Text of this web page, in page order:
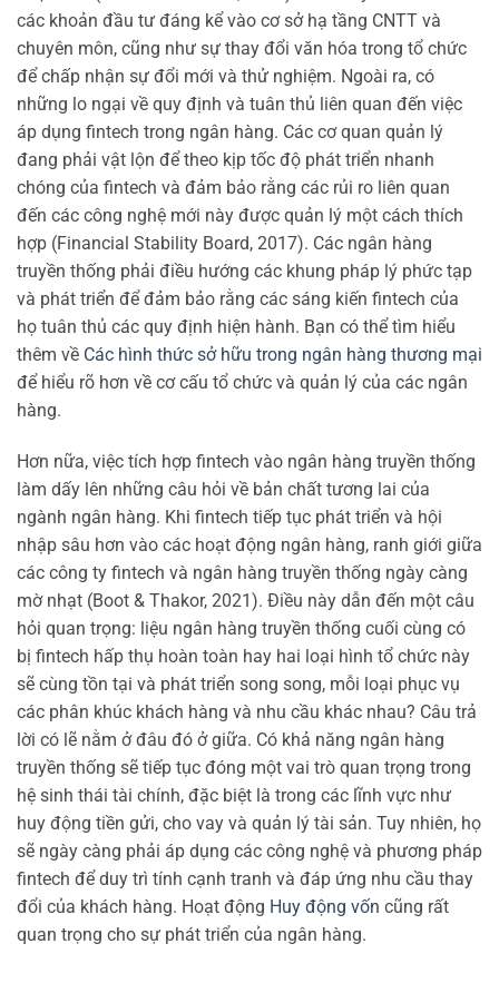
các khoản đầu tư đáng kể vào cơ sở hạ tầng CNTT và
chuyên môn, cũng như sự thay đổi văn hóa trong tổ chức
để chấp nhận sự đổi mới và thử nghiệm. Ngoài ra, có
những lo ngại về quy định và tuân thủ liên quan đến việc
áp dụng fintech trong ngân hàng. Các cơ quan quản lý
đang phải vật lộn để theo kịp tốc độ phát triển nhanh
chóng của fintech và đảm bảo rằng các rủi ro liên quan
đến các công nghệ mới này được quản lý một cách thích
hợp (Financial Stability Board, 2017). Các ngân hàng
truyền thống phải điều hướng các khung pháp lý phức tạp
và phát triển để đảm bảo rằng các sáng kiến fintech của
họ tuân thủ các quy định hiện hành. Bạn có thể tìm hiểu
thêm về Các hình thức sở hữu trong ngân hàng thương mại
để hiểu rõ hơn về cơ cấu tổ chức và quản lý của các ngân
hàng.
Hơn nữa, việc tích hợp fintech vào ngân hàng truyền thống
làm dấy lên những câu hỏi về bản chất tương lai của
ngành ngân hàng. Khi fintech tiếp tục phát triển và hội
nhập sâu hơn vào các hoạt động ngân hàng, ranh giới giữa
các công ty fintech và ngân hàng truyền thống ngày càng
mờ nhạt (Boot & Thakor, 2021). Điều này dẫn đến một câu
hỏi quan trọng: liệu ngân hàng truyền thống cuối cùng có
bị fintech hấp thụ hoàn toàn hay hai loại hình tổ chức này
sẽ cùng tồn tại và phát triển song song, mỗi loại phục vụ
các phân khúc khách hàng và nhu cầu khác nhau? Câu trả
lời có lẽ nằm ở đâu đó ở giữa. Có khả năng ngân hàng
truyền thống sẽ tiếp tục đóng một vai trò quan trọng trong
hệ sinh thái tài chính, đặc biệt là trong các lĩnh vực như
huy động tiền gửi, cho vay và quản lý tài sản. Tuy nhiên, họ
sẽ ngày càng phải áp dụng các công nghệ và phương pháp
fintech để duy trì tính cạnh tranh và đáp ứng nhu cầu thay
đổi của khách hàng. Hoạt động Huy động vốn cũng rất
quan trọng cho sự phát triển của ngân hàng.